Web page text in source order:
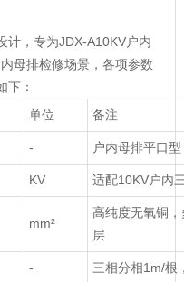
计，专为JDX-A10KV户内
母排检修场景，各项参数
下：
单位 备注
- 户内母排平口
KV 适配10KV户内
mm²
高纯度无氧铜
层
- 三相分相1m/根